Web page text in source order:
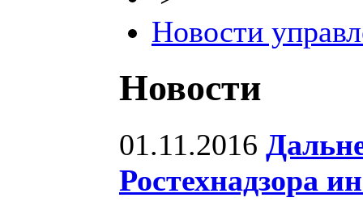
Новости
Новости
01.11.2016
Ростехнадзора